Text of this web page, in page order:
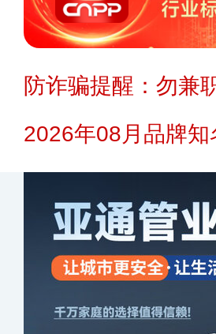
防诈骗提醒：勿兼
2026年08月品牌